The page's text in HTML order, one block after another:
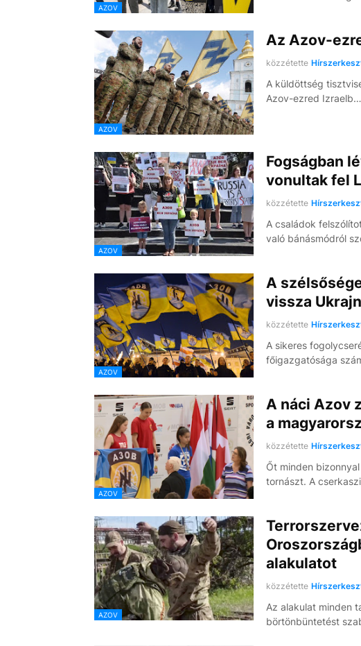
AZOV
AZOV
Az Azov-
közzétette
A küldöttség
Azov-ezred Izraelb…
AZOV
Fogságban
vonultak fel
közzétette
A családok
való bánásmódról
AZOV
A
vissza
közzétette
A sikeres
főigazgatósága
AZOV
A náci Azov
a
közzétette
Őt minden
tornászt. A
AZOV
alakulatot
közzétette
Az alakulat minden
börtönbüntetést